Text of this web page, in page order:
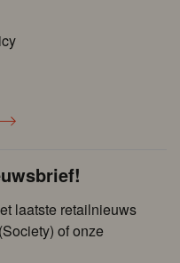
laatste retailnieuws
of onze